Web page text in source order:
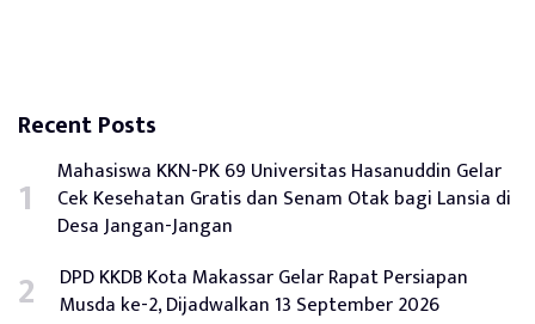
Recent Posts
Mahasiswa KKN-PK 69 Universitas Hasanuddin Gelar
Cek Kesehatan Gratis dan Senam Otak bagi Lansia di
Desa Jangan-Jangan
DPD KKDB Kota Makassar Gelar Rapat Persiapan
Musda ke-2, Dijadwalkan 13 September 2026